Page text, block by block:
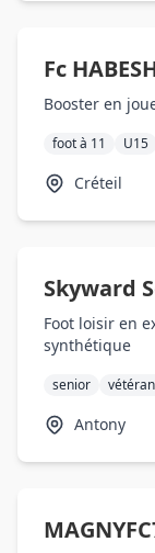
Fc
Booster en
foot à 11 U15
Créteil
Skyward
Foot loisir en
synthétique
senior
Antony